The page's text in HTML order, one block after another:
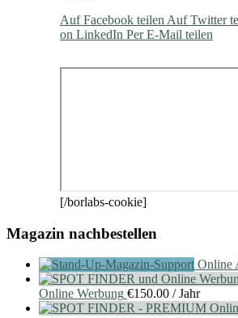
Auf Facebook teilen Auf Twitter
on LinkedIn Per E-Mail teilen
[/borlabs-cookie]
Magazin nachbestellen
Online
Online Werbung €150.00 / Jahr